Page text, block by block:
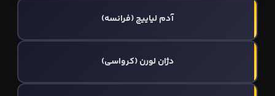
آدم لیاییچ (فرانسه)
دژان لورن (کرواسی)